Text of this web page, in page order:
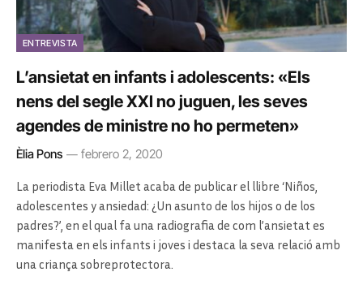
ENTREVISTA
L’ansietat en infants i adolescents: «Els
nens del segle XXI no juguen, les seves
agendes de ministre no ho permeten»
Èlia Pons febrero 2, 2020
La periodista Eva Millet acaba de publicar el llibre ‘Niños,
adolescentes y ansiedad: ¿Un asunto de los hijos o de los
padres?’, en el qual fa una radiografia de com l’ansietat es
manifesta en els infants i joves i destaca la seva relació amb
una criança sobreprotectora.